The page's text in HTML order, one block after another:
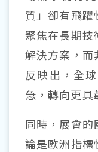
質」卻有飛
聚焦在長期技
解決方案，而
反映出，全
急，轉向更具
同時，展會
論是歐洲指標